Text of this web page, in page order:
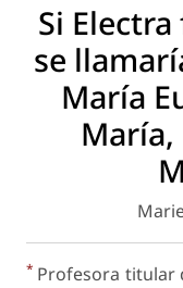
Si
se
María
* Profesora titular